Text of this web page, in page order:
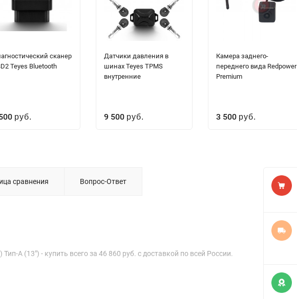
сканер
Teyes Bluetooth
руб.
Датчики давления в
шинах Teyes TPMS
внутренние
9 500 руб.
Камера заднего-
переднего вида Redpower
Premium
3 500 руб.
сравнения Вопрос-Ответ
A (13") - купить всего за 46 860 руб. с доставкой по всей России.